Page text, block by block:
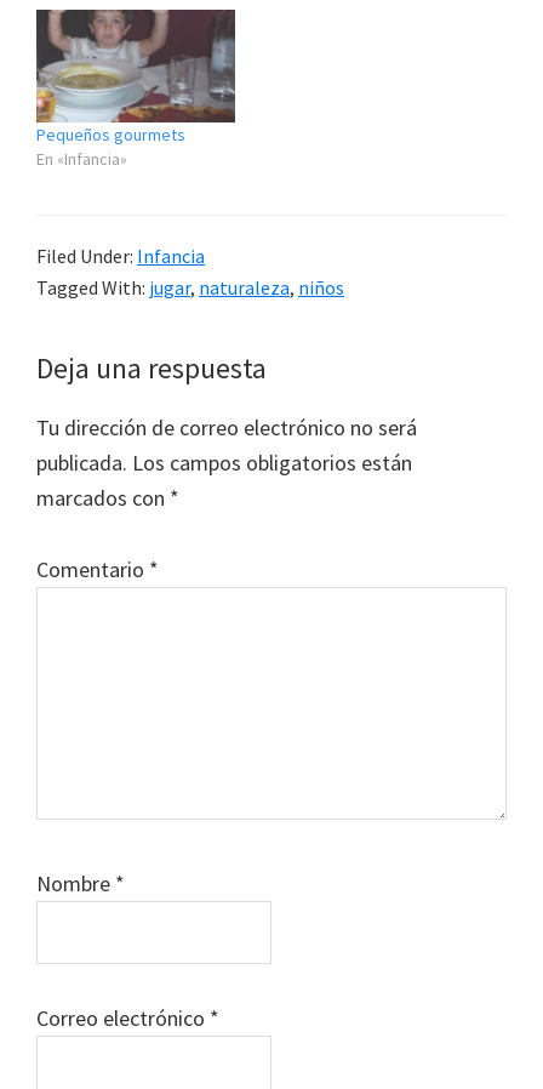
Pequeños gourmets
En «Infancia»
Filed Under: Infancia
Tagged With: jugar, naturaleza, niños
Reader
Interactions
Deja una respuesta
Tu dirección de correo electrónico no será
publicada. Los campos obligatorios están
marcados con *
Comentario *
Nombre *
Correo electrónico *